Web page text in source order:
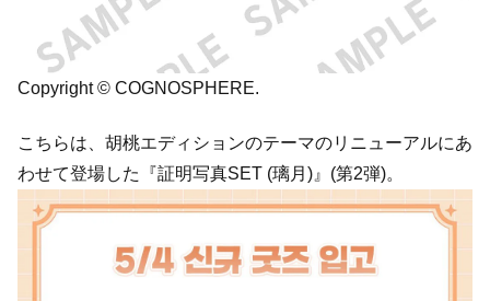
Copyright © COGNOSPHERE.
こちらは、胡桃エディションのテーマのリニューアルにあ
わせて登場した『証明写真SET (璃月)』(第2弾)。